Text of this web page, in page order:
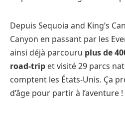
Depuis Sequoia and King’s
Canyon en passant par les
ainsi déjà parcouru plus de
road-trip et visité 29 parcs
comptent les États-Unis. Ça
d’âge pour partir à l’aventure !